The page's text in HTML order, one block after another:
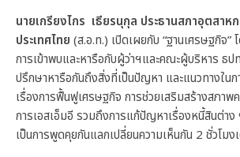
นายเกรียงไกร เธียรนุกุล ประธานสภาอุตสาห
ประเทศไทย (ส.อ.ท.) เปิดเผยกับ “ฐานเศรษฐกิจ”
การเข้าพบและหารือกับผู้ว่าฯและคณะผู้บริหาร ธป
ปรึกษาหารือกันถึงสิ่งที่เป็นปัญหา และแนวทางในก
เรื่องการฟื้นฟูเศรษฐกิจ การช่วยเสริมสร้างสภาพ
การเอสเอ็มอี รวมถึงการแก้ปัญหาเรื่องหนี้สินต่าง
เป็นการพูดคุยกันแลกเปลี่ยนความเห็นกัน 2 ชั่วโมง